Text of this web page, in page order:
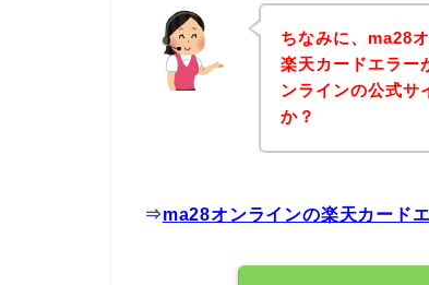
ちなみに、ma28
楽天カードエラー
ンラインの公式サ
か？
⇒ma28オンラインの楽天カード